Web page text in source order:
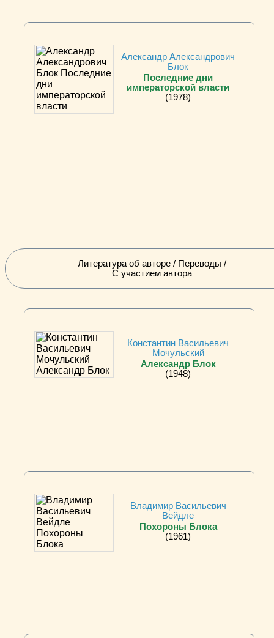
Александр Александрович
Блок
Последние дни
императорской власти
(1978)
Литература об авторе / Переводы /
С участием автора
Константин Васильевич
Мочульский
Александр Блок
(1948)
Владимир Васильевич
Вейдле
Похороны Блока
(1961)